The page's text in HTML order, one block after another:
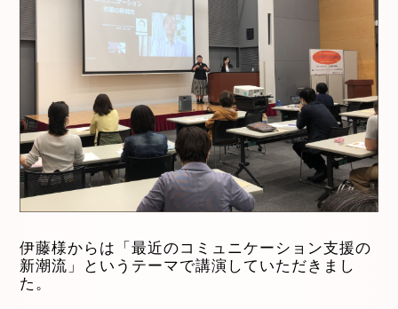
伊藤様からは「最近のコミュニケーション支援の
新潮流」というテーマで講演していただきまし
た。